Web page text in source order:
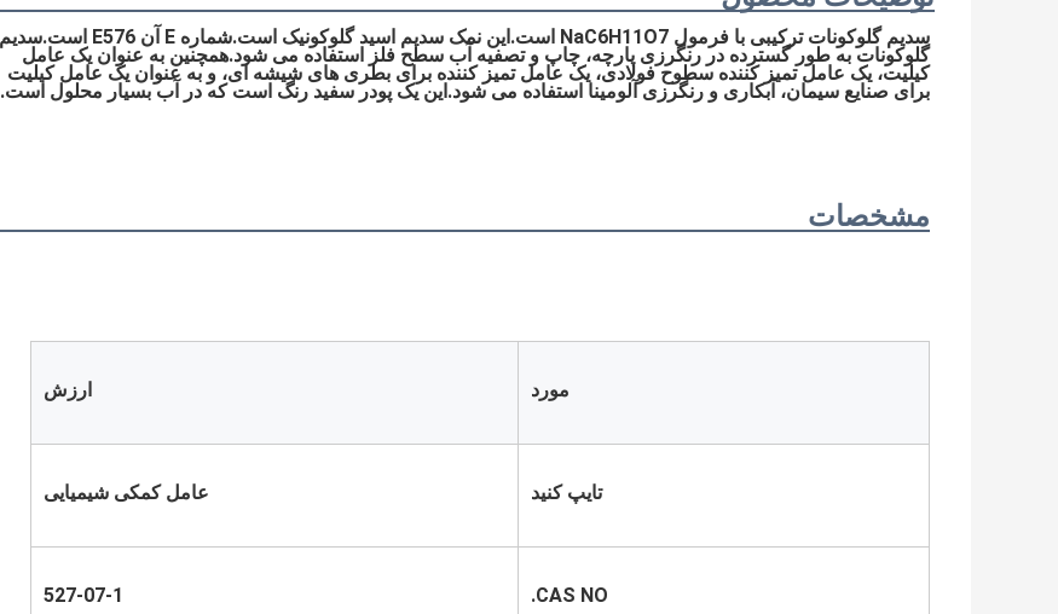
برای صنایع سیمان، آبکاری و رنگرزی آلومینا استفاده می شود.این یک پودر سفید رنگ است که در آب بسیار محلول است.
مشخصات
مورد ارزش
تایپ کنید عامل کمکی شیمیایی
CAS NO.
527-07-1